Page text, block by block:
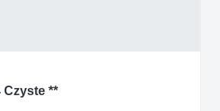
Czyste **